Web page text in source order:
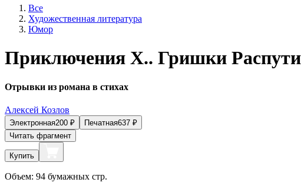
Все
Художественная литература
Юмор
Приключения Х.. Гришки
Отрывки из романа в стихах
Алексей Козлов
Электронная200 ₽ Печатная637 ₽
Читать фрагмент
Купить
Объем: 94 бумажных стр.